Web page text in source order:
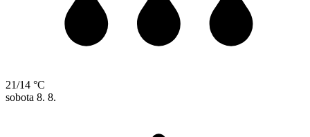
21/14 °C
sobota 8. 8.